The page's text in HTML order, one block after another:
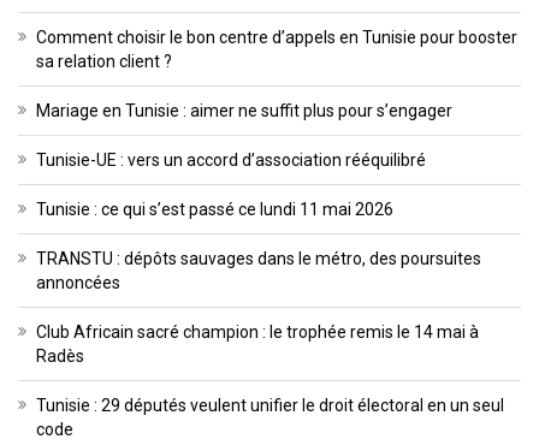
Comment choisir le bon centre d’appels en Tunisie pour booster
sa relation client ?
Mariage en Tunisie : aimer ne suffit plus pour s’engager
Tunisie-UE : vers un accord d’association rééquilibré
Tunisie : ce qui s’est passé ce lundi 11 mai 2026
TRANSTU : dépôts sauvages dans le métro, des poursuites
annoncées
Club Africain sacré champion : le trophée remis le 14 mai à
Radès
Tunisie : 29 députés veulent unifier le droit électoral en un seul
code